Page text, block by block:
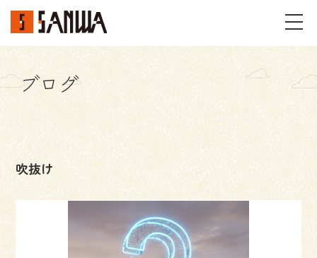
イベント・見学会
事例
施工事例 パーツギャラリー
ブログ
吹抜け